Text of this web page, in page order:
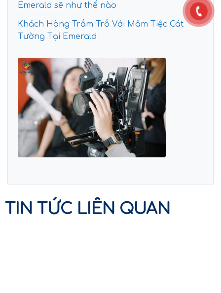
Emerald sẽ như thế nào
Khách Hàng Trầm Trồ Với Mâm Tiệc Cát
Tường Tại Emerald
TIN TỨC LIÊN QUAN